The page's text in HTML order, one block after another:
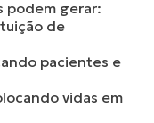
podem gerar:
de
pacientes e
vidas em